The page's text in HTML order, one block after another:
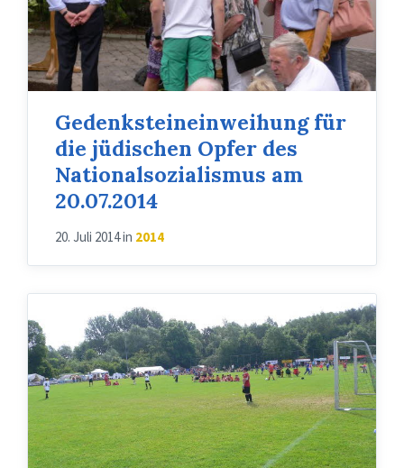
Gedenksteineinweihung für
die jüdischen Opfer des
Nationalsozialismus am
20.07.2014
20. Juli 2014in 2014